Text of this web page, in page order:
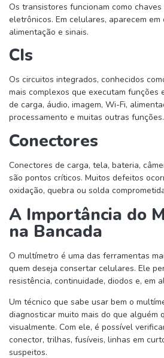
Os transistores funcionam como
eletrônicos. Em celulares, aparecem
alimentação e sinais.
CIs
Os circuitos integrados, conhecidos
mais complexos que executam funções
de carga, áudio, imagem, Wi-Fi,
processamento e muitas outras funções.
Conectores
Conectores de carga, tela, bateria,
são pontos críticos. Muitos defeitos
oxidação, quebra ou solda
A Importância do
na Bancada
O multímetro é uma das ferramentas
quem deseja consertar celulares. Ele
resistência, continuidade, diodos e, em
Um técnico que sabe usar bem o
diagnosticar muito mais do que alguém
visualmente. Com ele, é possível
conector, trilhas, fusíveis, linhas em
suspeitos.